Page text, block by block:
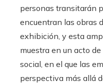
personas transitarán
encuentran las obras
exhibición, y esta
muestra en un acto
social, en el que las
perspectiva más allá